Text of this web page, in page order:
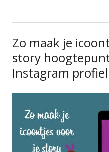
Zo maak je
story
Instagram profiel